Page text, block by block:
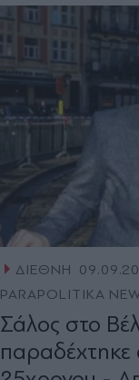
ΔΙΕΘΝΗ
PARAPOLITIKA
Σάλος στο
παραδέχτηκε